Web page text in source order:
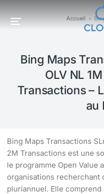
Vous êtes ici : Accueil
Bing Maps
OLV NL
Transactions –
au
Bing Maps Transactions
2M Transactions est une
le programme Open Value
organisations recherchant
pluriannuel. Elle